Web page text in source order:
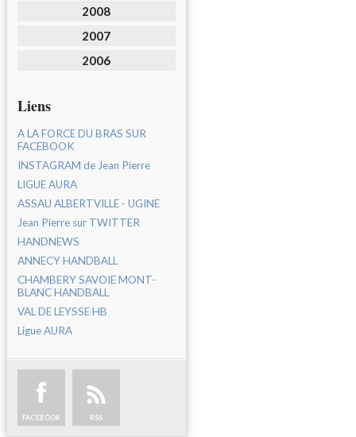
2008
2007
2006
Liens
A LA FORCE DU BRAS SUR
FACEBOOK
INSTAGRAM de Jean Pierre
LIGUE AURA
ASSAU ALBERTVILLE - UGINE
Jean Pierre sur TWITTER
HANDNEWS
ANNECY HANDBALL
CHAMBERY SAVOIE MONT-
BLANC HANDBALL
VAL DE LEYSSE HB
Ligue AURA
FACEBOOK RSS